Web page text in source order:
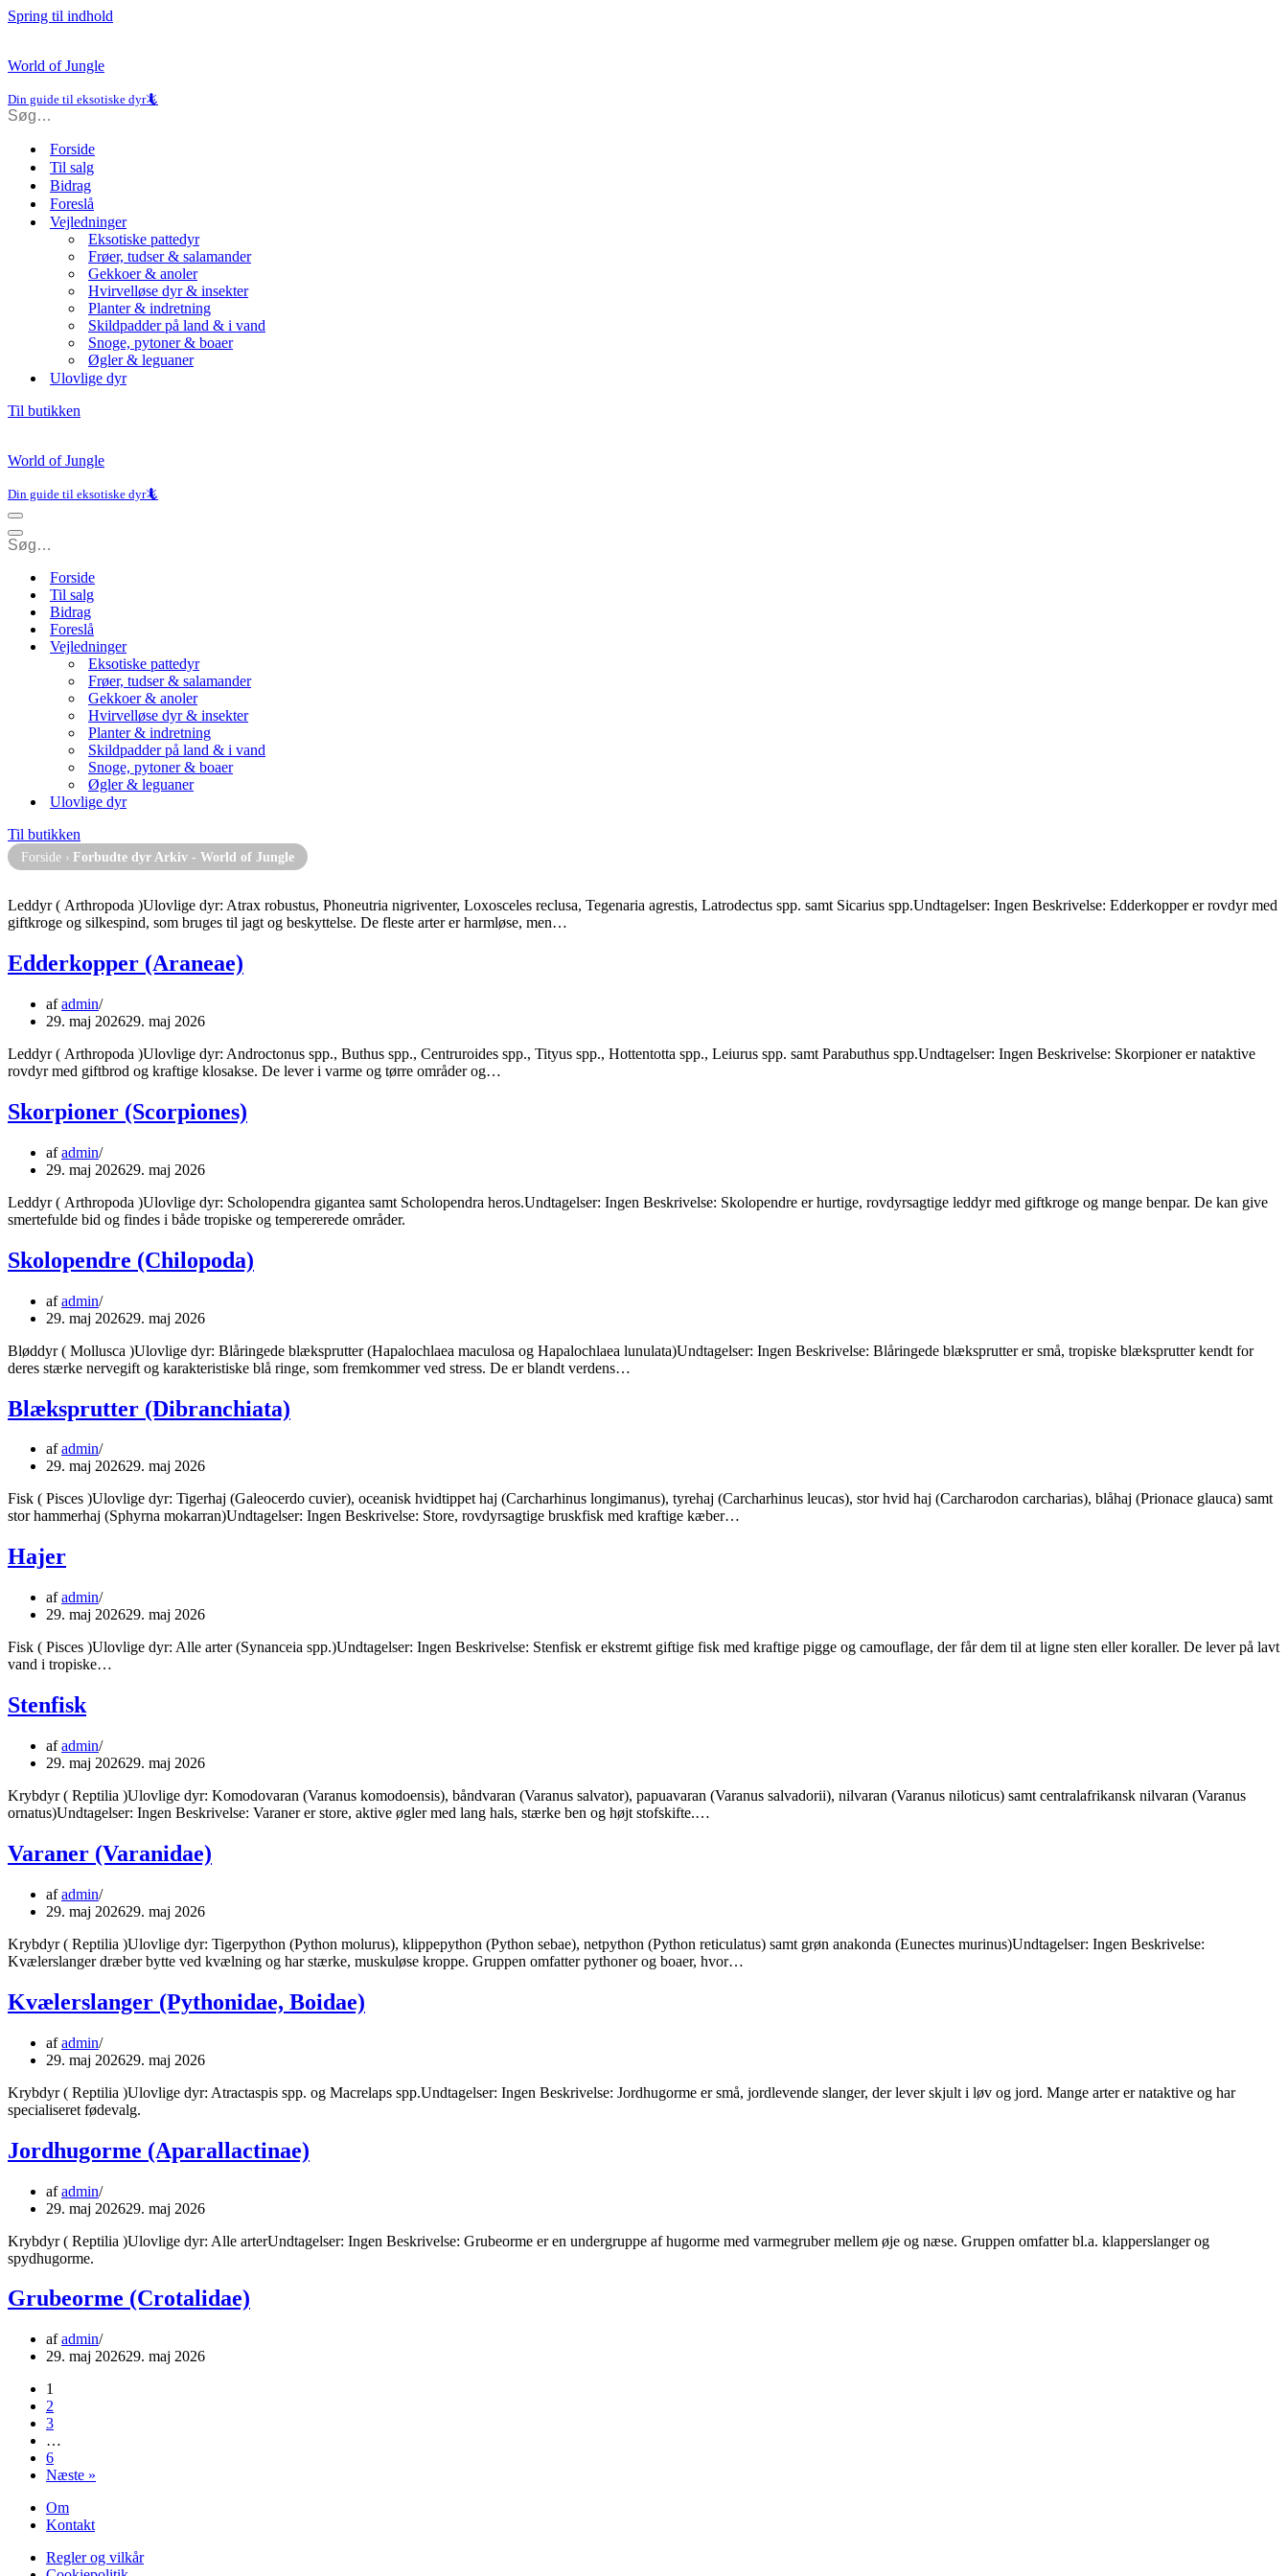
Spring til indhold
World of Jungle
Din guide til eksotiske dyr🦎
Forside
Til salg
Bidrag
Foreslå
Vejledninger
Eksotiske pattedyr
Frøer, tudser & salamander
Gekkoer & anoler
Hvirvelløse dyr & insekter
Planter & indretning
Skildpadder på land & i vand
Snoge, pytoner & boaer
Øgler & leguaner
Ulovlige dyr
Til butikken
World of Jungle
Din guide til eksotiske dyr🦎
Navigation
menu
Navigation
menu
Forside
Til salg
Bidrag
Foreslå
Vejledninger
Eksotiske pattedyr
Frøer, tudser & salamander
Gekkoer & anoler
Hvirvelløse dyr & insekter
Planter & indretning
Skildpadder på land & i vand
Snoge, pytoner & boaer
Øgler & leguaner
Ulovlige dyr
Til butikken
Forside › Forbudte dyr Arkiv - World of Jungle
Leddyr ( Arthropoda )Ulovlige dyr: Atrax robustus, Phoneutria nigriventer, Loxosceles reclusa, Tegenaria agrestis, Latrodectus spp. samt Sicarius spp.Undtagelser: Ingen Beskrivelse: Edderkopper er rovdyr med
giftkroge og silkespind, som bruges til jagt og beskyttelse. De fleste arter er harmløse, men…
Edderkopper (Araneae)
afadmin
29. maj 202629. maj 2026
Leddyr ( Arthropoda )Ulovlige dyr: Androctonus spp., Buthus spp., Centruroides spp., Tityus spp., Hottentotta spp., Leiurus spp. samt Parabuthus spp.Undtagelser: Ingen Beskrivelse: Skorpioner er nataktive
rovdyr med giftbrod og kraftige klosakse. De lever i varme og tørre områder og…
Skorpioner (Scorpiones)
afadmin
29. maj 202629. maj 2026
Leddyr ( Arthropoda )Ulovlige dyr: Scholopendra gigantea samt Scholopendra heros.Undtagelser: Ingen Beskrivelse: Skolopendre er hurtige, rovdyrsagtige leddyr med giftkroge og mange benpar. De kan give
smertefulde bid og findes i både tropiske og tempererede områder.
Skolopendre (Chilopoda)
afadmin
29. maj 202629. maj 2026
Bløddyr ( Mollusca )Ulovlige dyr: Blåringede blæksprutter (Hapalochlaea maculosa og Hapalochlaea lunulata)Undtagelser: Ingen Beskrivelse: Blåringede blæksprutter er små, tropiske blæksprutter kendt for
deres stærke nervegift og karakteristiske blå ringe, som fremkommer ved stress. De er blandt verdens…
Blæksprutter (Dibranchiata)
afadmin
29. maj 202629. maj 2026
Fisk ( Pisces )Ulovlige dyr: Tigerhaj (Galeocerdo cuvier), oceanisk hvidtippet haj (Carcharhinus longimanus), tyrehaj (Carcharhinus leucas), stor hvid haj (Carcharodon carcharias), blåhaj (Prionace glauca) samt
stor hammerhaj (Sphyrna mokarran)Undtagelser: Ingen Beskrivelse: Store, rovdyrsagtige bruskfisk med kraftige kæber…
Hajer
afadmin
29. maj 202629. maj 2026
Fisk ( Pisces )Ulovlige dyr: Alle arter (Synanceia spp.)Undtagelser: Ingen Beskrivelse: Stenfisk er ekstremt giftige fisk med kraftige pigge og camouflage, der får dem til at ligne sten eller koraller. De lever på lavt
vand i tropiske…
Stenfisk
afadmin
29. maj 202629. maj 2026
Krybdyr ( Reptilia )Ulovlige dyr: Komodovaran (Varanus komodoensis), båndvaran (Varanus salvator), papuavaran (Varanus salvadorii), nilvaran (Varanus niloticus) samt centralafrikansk nilvaran (Varanus
ornatus)Undtagelser: Ingen Beskrivelse: Varaner er store, aktive øgler med lang hals, stærke ben og højt stofskifte.…
Varaner (Varanidae)
afadmin
29. maj 202629. maj 2026
Krybdyr ( Reptilia )Ulovlige dyr: Tigerpython (Python molurus), klippepython (Python sebae), netpython (Python reticulatus) samt grøn anakonda (Eunectes murinus)Undtagelser: Ingen Beskrivelse:
Kvælerslanger dræber bytte ved kvælning og har stærke, muskuløse kroppe. Gruppen omfatter pythoner og boaer, hvor…
Kvælerslanger (Pythonidae, Boidae)
afadmin
29. maj 202629. maj 2026
Krybdyr ( Reptilia )Ulovlige dyr: Atractaspis spp. og Macrelaps spp.Undtagelser: Ingen Beskrivelse: Jordhugorme er små, jordlevende slanger, der lever skjult i løv og jord. Mange arter er nataktive og har
specialiseret fødevalg.
Jordhugorme (Aparallactinae)
afadmin
29. maj 202629. maj 2026
Krybdyr ( Reptilia )Ulovlige dyr: Alle arterUndtagelser: Ingen Beskrivelse: Grubeorme er en undergruppe af hugorme med varmegruber mellem øje og næse. Gruppen omfatter bl.a. klapperslanger og
spydhugorme.
Grubeorme (Crotalidae)
afadmin
29. maj 202629. maj 2026
1
2
3
…
6
Næste »
Om
Kontakt
Regler og vilkår